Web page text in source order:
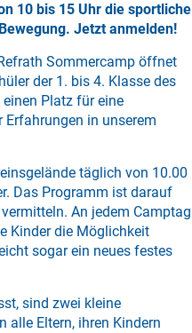
10 bis 15 Uhr die sportliche
Jetzt anmelden!
Sommercamp öffnet
der 1. bis 4. Klasse des
Platz für eine
Erfahrungen in unserem
täglich von 10.00
Das Programm ist darauf
An jedem Camptag
Kinder die Möglichkeit
sogar ein neues festes
sind zwei kleine
alle Eltern, ihren Kindern